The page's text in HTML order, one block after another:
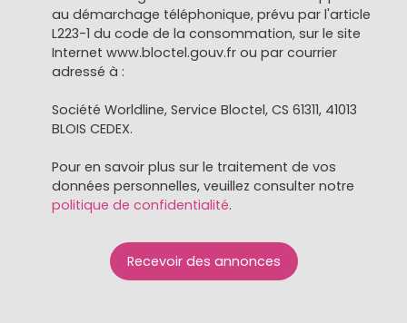
au démarchage téléphonique, prévu par l'article
L223-1 du code de la consommation, sur le site
Internet www.bloctel.gouv.fr ou par courrier
adressé à :
Société Worldline, Service Bloctel, CS 61311, 41013
BLOIS CEDEX.
Pour en savoir plus sur le traitement de vos
données personnelles, veuillez consulter notre
politique de confidentialité.
Recevoir des annonces